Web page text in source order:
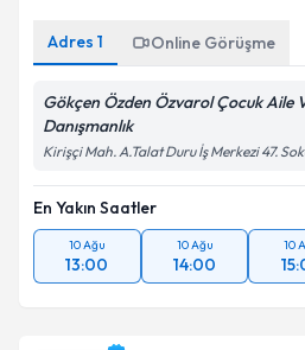
Adres 1 Online Görüşme
Gökçen Özden Özvarol Çocuk Aile
Danışmanlık
Kirişçi Mah. A.Talat Duru İş Merkezi 47.
En Yakın Saatler
10 Ağu
13:00
10 Ağu
14:00
10